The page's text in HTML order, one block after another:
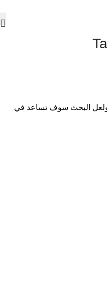
ولعل البحث سوف تساعد في